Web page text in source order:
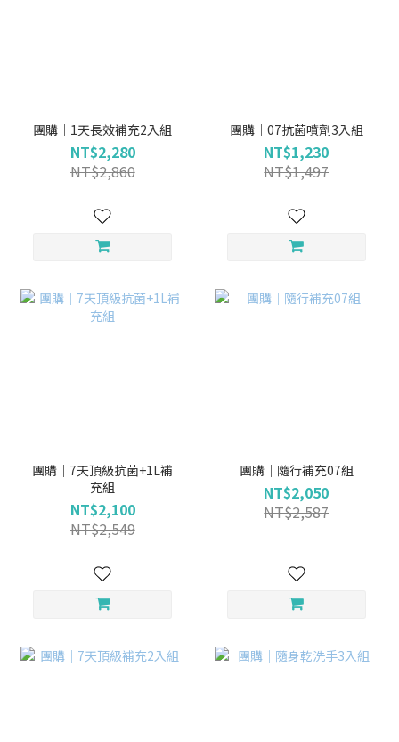
團購｜1天長效補充2入組
NT$2,280
NT$2,860
團購｜07抗菌噴劑3入組
NT$1,230
NT$1,497
團購｜7天頂級抗菌+1L補
充組
NT$2,100
NT$2,549
團購｜隨行補充07組
NT$2,050
NT$2,587